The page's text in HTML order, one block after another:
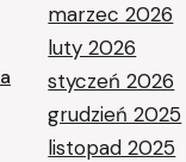
marzec 2026
luty 2026
styczeń 2026
grudzień 2025
listopad 2025